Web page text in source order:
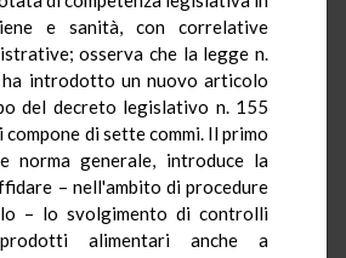
e sanità, con correlative
osserva che la legge n.
introdotto un nuovo articolo
del decreto legislativo n. 155
compone di sette commi. Il primo
norma generale, introduce la
– nell'ambito di procedure
– lo svolgimento di controlli
alimentari anche a